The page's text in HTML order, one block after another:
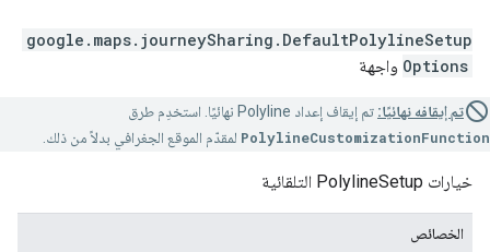
google.maps.journeySharing . DefaultPolylineSetup
Options واجهة
تم إيقافه نهائيًا: تم إيقاف إعداد Polyline نهائيًا. استخدِم طرق
PolylineCustomizationFunction لمقدّم الموقع الجغرافي بدلاً من ذلك.
خيارات PolylineSetup التلقائية
الخصائص